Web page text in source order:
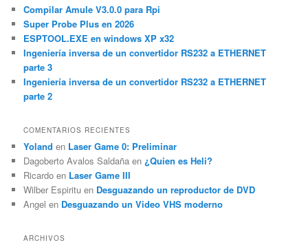
r
Compilar Amule V3.0.0 para Rpi
Super Probe Plus en 2026
ESPTOOL.EXE en windows XP x32
Ingeniería inversa de un convertidor RS232 a ETHERNET
parte 3
Ingeniería inversa de un convertidor RS232 a ETHERNET
parte 2
COMENTARIOS RECIENTES
Yoland en Laser Game 0: Preliminar
Dagoberto Avalos Saldaña en¿Quien es Heli?
Ricardo en Laser Game III
Wilber Espiritu en Desguazando un reproductor de DVD
Angel en Desguazando un Video VHS moderno
ARCHIVOS